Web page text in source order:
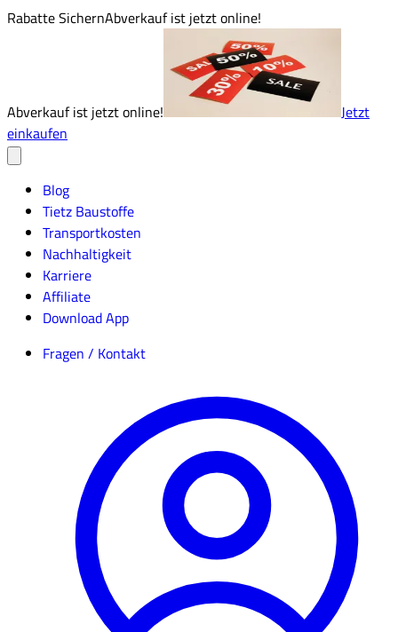
Rabatte SichernAbverkauf ist jetzt online!
Abverkauf ist jetzt online!
Jetzt
einkaufen
Blog
Tietz Baustoffe
Transportkosten
Nachhaltigkeit
Karriere
Affiliate
Download App
Fragen / Kontakt